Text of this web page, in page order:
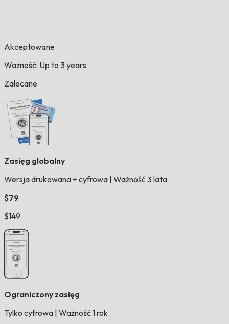
Akceptowane
Ważność: Up to 3 years
Zalecane
Zasięg globalny
Wersja drukowana + cyfrowa Ważność 3 lata
$79
$149
Ograniczony zasięg
Tylko cyfrowa Ważność 1 rok